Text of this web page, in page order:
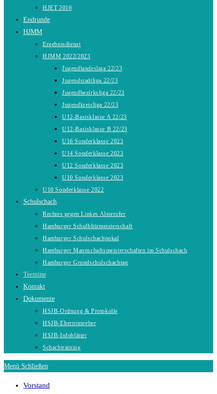
HJET 2016
Endrunde
HJMM
Ergebnisdienst
HJMM 2022/2023
Jugendlandesliga 22/23
Jugendstadtliga 22/23
Jugendbezirksliga 22/23
Jugendkreisliga 22/23
U12-Basisklasse A 22/23
U12-Basisklasse B 22/23
U16 Sonderklasse 2023
U14 Sonderklasse 2023
U12 Sonderklasse 2023
U10 Sonderklasse 2023
U10 Sonderklasse 2022
Schulschach
Rechtes gegen Linkes Alsterufer
Hamburger Schulblitzmeisterschaft
Hamburger Schulschachpokal
Hamburger Mannschaftsmeisterschaften im Schulschach
Hamburger Grundschulschachtag
Termine
Kontakt
Dokumente
HSJB-Ordnung & Protokolle
HSJB-Elternratgeber
HSJB-Infoblätter
Schachtraining
Menü Schließen
Vorstand